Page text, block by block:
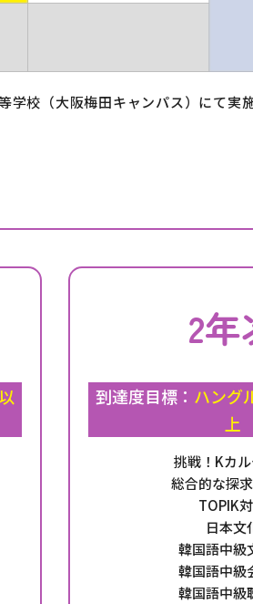
学校（大阪梅田キャンパス）にて
2年
到達度目標： ハング
上
挑戦！Kカ
総合的な探
TOPIK
日本文
韓国語中級
韓国語中級
韓国語中級